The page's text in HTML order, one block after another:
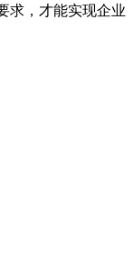
求，才能实现企业